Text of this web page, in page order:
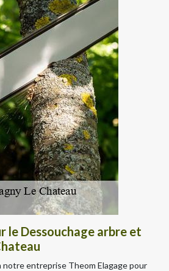
le Dessouchage arbre et
notre entreprise Theom Elagage pour